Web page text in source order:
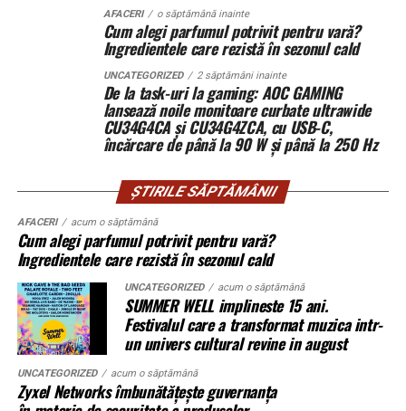
Când decide să vândă terenul, descoperă că altcineva îl
Nu mai e doar o discuție despre acte. Devine o analiză a
comportamentului în timp. Instanța cântărește
pasivitatea proprietarului versus acțiunile concrete ale
Procedura în instanță: ritm și
blocaje
includ expertize, martori, verificări cadastrale. Termenele
se întind.
În unele cazuri, litigiul durează ani.
Se întâmplă. Des.
pe teren accidentat
Configurația conectică a fost dimensionată conform cerințelor
beneficiarului. La cerere, modelul poate fi extins cu prize
suplimentare, sisteme de iluminat exterior, monitorizare la
Gama completă: de la 3 metri la 12 metri
lungime container
Modelul livrat către beneficiar reprezintă varianta de intrare a
gamei UZINEX. Producătorul oferăcentrale fotovoltaice mobile
în configurații adaptate volumului de consum al fiecărui client,
de la modelul compact până la containerul industrial 40 ft.
La capătul superior al gamei, containerul de 12 metri lungime
AFACERI o săptămână inainte
Cum alegi parfumul potrivit pentru vară?
Ingredientele care rezistă în sezonul cald
UNCATEGORIZED 2 săptămâni inainte
De la task-uri la gaming: AOC GAMING
lansează noile monitoare curbate ultrawide
CU34G4CA și CU34G4ZCA, cu USB-C,
încărcare de până la 90 W și până la 250 Hz
ȘTIRILE SĂPTĂMÂNII
AFACERI acum o săptămână
Cum alegi parfumul potrivit pentru vară?
Ingredientele care rezistă în sezonul cald
UNCATEGORIZED acum o săptămână
SUMMER WELL implineste 15 ani.
Festivalul care a transformat muzica intr-
un univers cultural revine in august
UNCATEGORIZED acum o săptămână
Zyxel Networks îmbunătățește guvernanța